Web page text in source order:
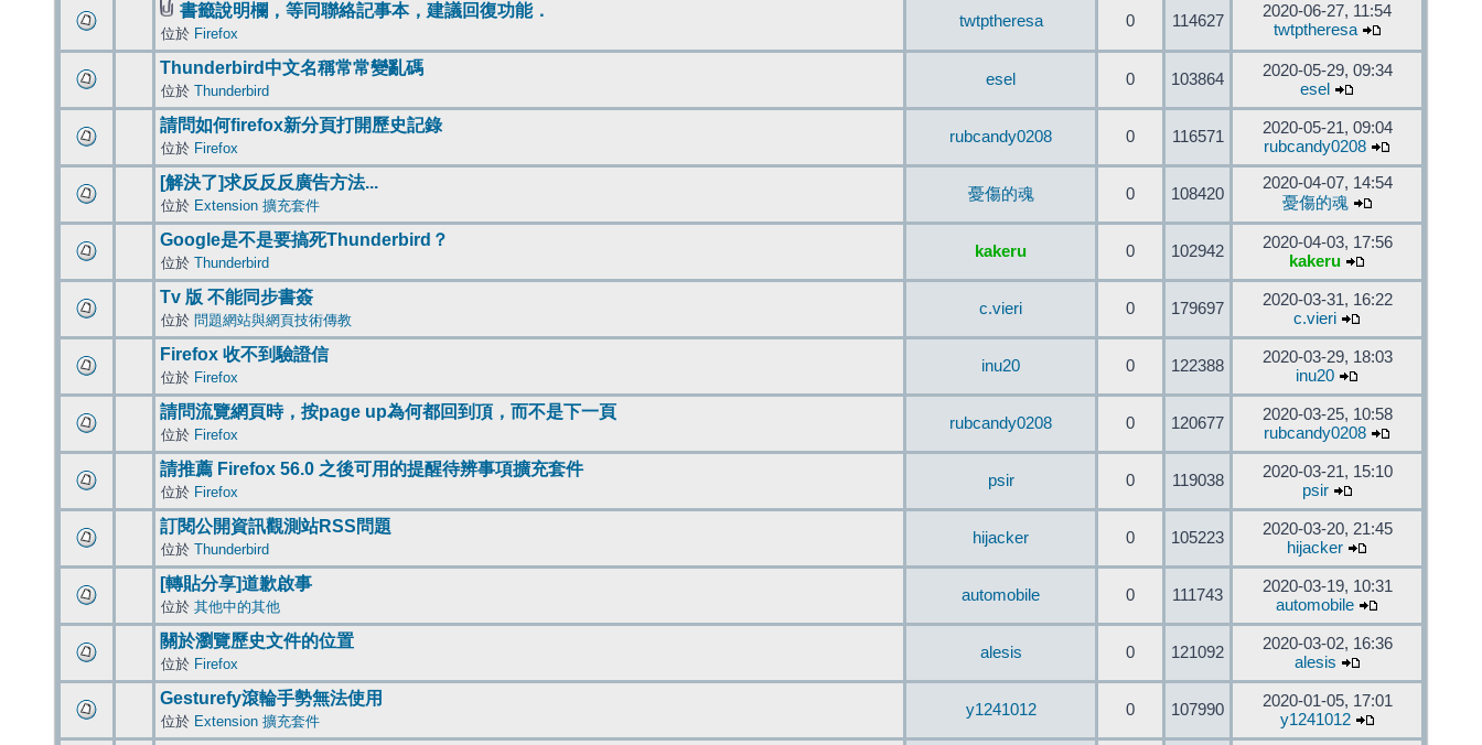
書籤說明欄，等同聯絡記事本，建議回復功能．
位於 Firefox
twtptheresa 0 114627
2020-06-27, 11:54
twtptheresa
Thunderbird中文名稱常常變亂碼
位於 Thunderbird
esel 0 103864
2020-05-29, 09:34
esel
請問如何firefox新分頁打開歷史記錄
位於 Firefox
rubcandy0208 0 116571
2020-05-21, 09:04
rubcandy0208
[解決了]求反反反廣告方法...
位於 Extension 擴充套件
憂傷的魂 0 108420
2020-04-07, 14:54
憂傷的魂
Google是不是要搞死Thunderbird？
位於 Thunderbird
kakeru 0 102942
2020-04-03, 17:56
kakeru
Tv 版 不能同步書簽
位於 問題網站與網頁技術傳教
c.vieri 0 179697
2020-03-31, 16:22
c.vieri
Firefox 收不到驗證信
位於 Firefox
inu20 0 122388
2020-03-29, 18:03
inu20
請問流覽網頁時，按page up為何都回到頂，而不是下一頁
位於 Firefox
rubcandy0208 0 120677
2020-03-25, 10:58
rubcandy0208
請推薦 Firefox 56.0 之後可用的提醒待辨事項擴充套件
位於 Firefox
psir 0 119038
2020-03-21, 15:10
psir
訂閱公開資訊觀測站RSS問題
位於 Thunderbird
hijacker 0 105223
2020-03-20, 21:45
hijacker
[轉貼分享]道歉啟事
位於 其他中的其他
automobile 0 111743
2020-03-19, 10:31
automobile
關於瀏覽歷史文件的位置
位於 Firefox
alesis 0 121092
2020-03-02, 16:36
alesis
Gesturefy滾輪手勢無法使用
位於 Extension 擴充套件
y1241012 0 107990
2020-01-05, 17:01
y1241012